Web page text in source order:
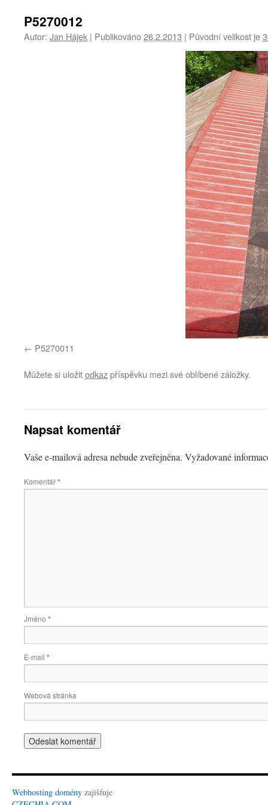
P5270012
Autor: Jan Hájek | Publikováno26.2.2013 | Původní velikost je
P5270011
Můžete si uložitodkazpříspěvku mezi své oblíbené záložky.
Napsat komentář
Vaše e-mailová adresa nebude zveřejněna. Vyžadované
Komentář*
Jméno *
E-mail *
Webová stránka
Webhosting domény zajišťuje